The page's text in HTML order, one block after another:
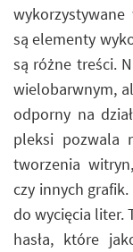
są elementy
są różne treści.
wielobarwnym,
odporny na
pleksi pozwala
tworzenia
czy innych
do wycięcia liter.
hasła, które